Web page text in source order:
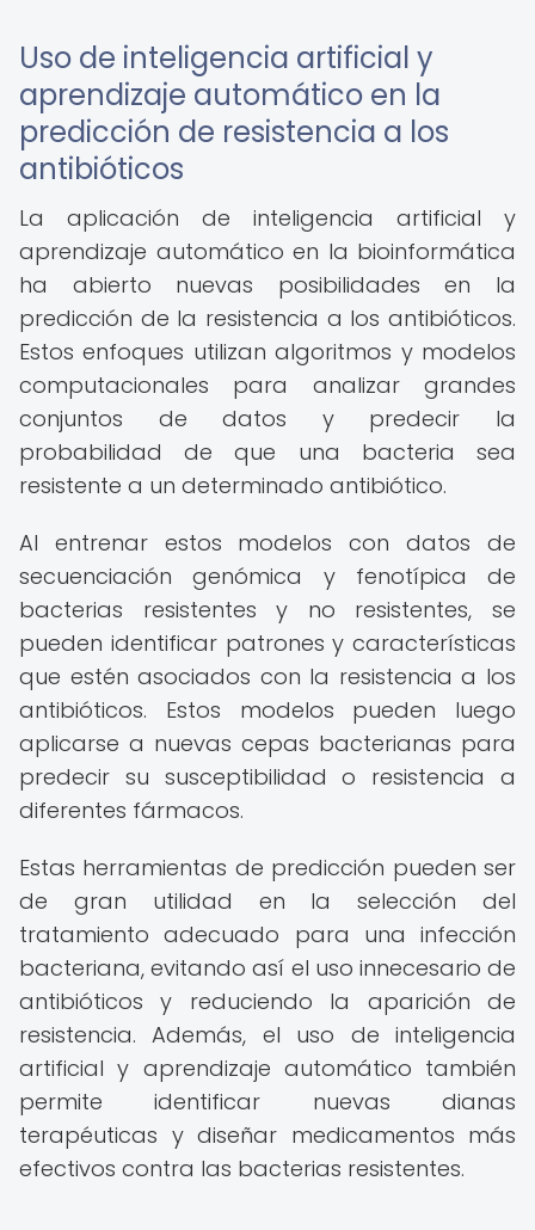
Uso de inteligencia artificial y
aprendizaje automático en la
predicción de resistencia a los
antibióticos
La aplicación de inteligencia artificial y
aprendizaje automático en la bioinformática
ha abierto nuevas posibilidades en la
predicción de la resistencia a los antibióticos.
Estos enfoques utilizan algoritmos y modelos
computacionales para analizar grandes
conjuntos de datos y predecir la
probabilidad de que una bacteria sea
resistente a un determinado antibiótico.
Al entrenar estos modelos con datos de
secuenciación genómica y fenotípica de
bacterias resistentes y no resistentes, se
pueden identificar patrones y características
que estén asociados con la resistencia a los
antibióticos. Estos modelos pueden luego
aplicarse a nuevas cepas bacterianas para
predecir su susceptibilidad o resistencia a
diferentes fármacos.
Estas herramientas de predicción pueden ser
de gran utilidad en la selección del
tratamiento adecuado para una infección
bacteriana, evitando así el uso innecesario de
antibióticos y reduciendo la aparición de
resistencia. Además, el uso de inteligencia
artificial y aprendizaje automático también
permite identificar nuevas dianas
terapéuticas y diseñar medicamentos más
efectivos contra las bacterias resistentes.